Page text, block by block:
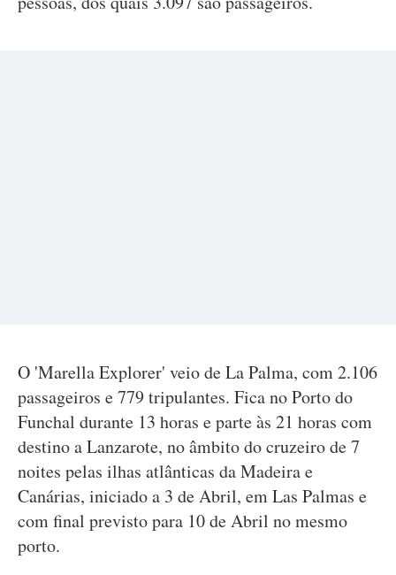
O 'Marella Explorer' veio de La Palma, com 2.106
passageiros e 779 tripulantes. Fica no Porto do
Funchal durante 13 horas e parte às 21 horas com
destino a Lanzarote, no âmbito do cruzeiro de 7
noites pelas ilhas atlânticas da Madeira e
Canárias, iniciado a 3 de Abril, em Las Palmas e
com final previsto para 10 de Abril no mesmo
porto.